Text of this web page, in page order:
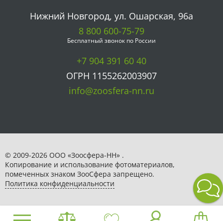
Нижний Новгород, ул. Ошарская, 96а
8 800 600-75-79
Бесплатный звонок по России
+7 904 391 60 40
ОГРН 1155262003907
info@zoosfera-nn.ru
© 2009-2026 ООО «Зоосфера-НН» .
Копирование и использование фотоматериалов,
помеченных знаком ЗooСфера запрещено.
Политика конфиденциальности